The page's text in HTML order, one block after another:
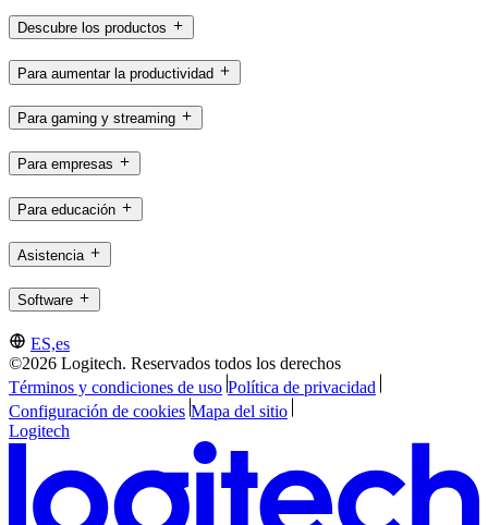
Descubre los productos
Para aumentar la productividad
Para gaming y streaming
Para empresas
Para educación
Asistencia
Software
ES,es
©2026 Logitech. Reservados todos los derechos
Términos y condiciones de uso Política de privacidad
Configuración de cookies Mapa del sitio
Logitech